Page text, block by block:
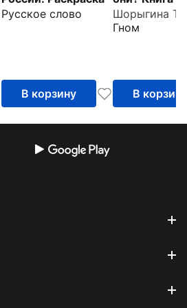
Русское слово
В корзину
гувернеров и
Гном
В корзину